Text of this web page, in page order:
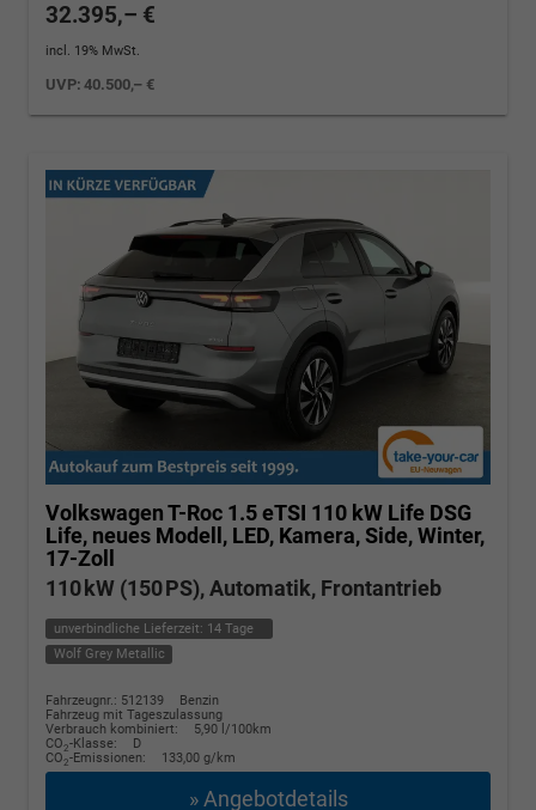
32.395,– €
incl. 19% MwSt.
UVP:40.500,– €
Volkswagen T-Roc 1.5 eTSI 110 kW Life DSG
Life, neues Modell, LED, Kamera, Side, Winter,
17-Zoll
110 kW (150 PS), Automatik, Frontantrieb
unverbindliche Lieferzeit: 14 Tage
Wolf Grey Metallic
Fahrzeugnr.: 512139
Benzin
Fahrzeug mit Tageszulassung
Verbrauch kombiniert:
5,90 l/100km
CO2-Klasse:
D
CO2-Emissionen: 133,00 g/km
» Angebotdetails